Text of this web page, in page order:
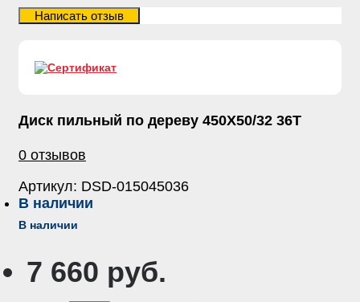
Диск пильный по дереву 450Х50/32 36Т
0 отзывов
Артикул: DSD-015045036
В наличии
В наличии
7 660 руб.